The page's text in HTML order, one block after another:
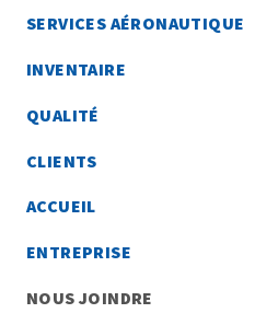
SERVICES AÉRONAUTIQUE
INVENTAIRE
QUALITÉ
CLIENTS
ACCUEIL
ENTREPRISE
NOUS JOINDRE